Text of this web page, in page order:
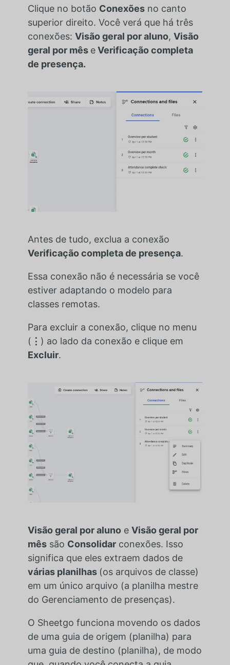
Clique no botão Conexõesno canto
superior direito. Você verá que há três
conexões: Visão geral por aluno, Visão
geral por mês eVerificação completa
de presença.
Antes de tudo, exclua a conexão
Verificação completa de presença.
Essa conexão não é necessária se você
estiver adaptando o modelo para
classes remotas.
Para excluir a conexão, clique no menu
( ⋮ ) ao lado da conexão e clique em
Excluir.
Visão geral por alunoe Visão geral por
mêssão Consolidarconexões. Isso
significa que eles extraem dados de
várias planilhas (os arquivos de classe)
em um único arquivo (a planilha mestre
do Gerenciamento de presenças).
O Sheetgo funciona movendo os dados
de uma guia de origem (planilha) para
uma guia de destino (planilha), de modo